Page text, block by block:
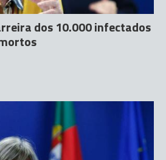
dos 10.000 infectados